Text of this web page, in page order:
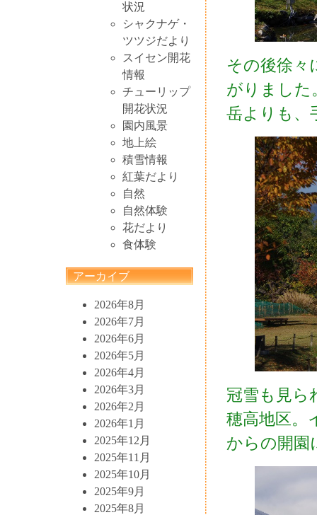
状況
シャクナゲ・
ツツジだより
スイセン開花
情報
チューリップ
開花状況
園内風景
地上絵
積雪情報
紅葉だより
自然
自然体験
花だより
食体験
アーカイブ
2026年8月
2026年7月
2026年6月
2026年5月
2026年4月
2026年3月
2026年2月
2026年1月
2025年12月
2025年11月
2025年10月
2025年9月
2025年8月
その後徐々
がりました
岳よりも、
冠雪も見ら
穂高地区。
からの開園